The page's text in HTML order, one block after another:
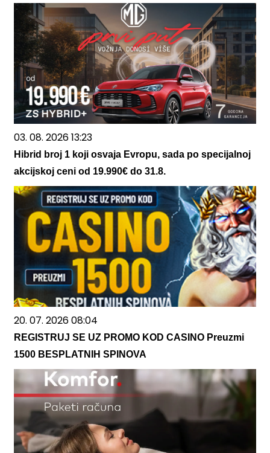
03. 08. 2026 13:23
Hibrid broj 1 koji osvaja Evropu, sada po specijalnoj
akcijskoj ceni od 19.990€ do 31.8.
20. 07. 2026 08:04
REGISTRUJ SE UZ PROMO KOD CASINO Preuzmi
1500 BESPLATNIH SPINOVA